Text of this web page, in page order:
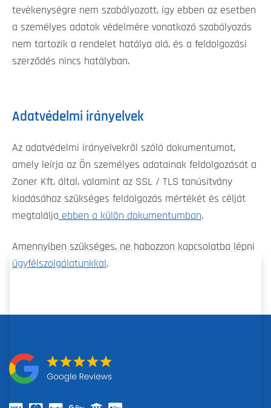
tevékenységre nem szabályozott, így ebben az esetben
a személyes adatok védelmére vonatkozó szabályozás
nem tartozik a rendelet hatálya alá, és a feldolgozási
szerződés nincs hatályban.
Adatvédelmi irányelvek
Az adatvédelmi irányelvekről szóló dokumentumot,
amely leírja az Ön személyes adatainak feldolgozását a
Zoner Kft. által, valamint az SSL / TLS tanúsítvány
kiadásához szükséges feldolgozás mértékét és célját
megtalálja ebben a külön dokumentumban.
Amennyiben szükséges, ne habozzon kapcsolatba lépni
ügyfélszolgálatunkkal .